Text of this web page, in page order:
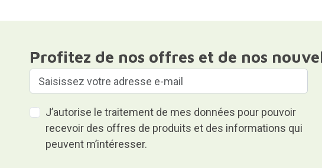
Profitez de nos offres et de nos
J’autorise le traitement de mes données pour pouvoir
recevoir des offres de produits et des informations qui
peuvent m’intéresser.